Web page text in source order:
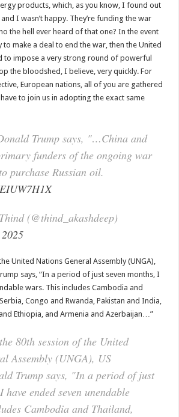
products, which, as you know, I found out
I wasn’t happy. They’re funding the war
the hell ever heard of that one? In the event
to make a deal to end the war, then the United
to impose a very strong round of powerful
the bloodshed, I believe, very quickly. For
European nations, all of you are gathered
to join us in adopting the exact same
Trump says, "…China and
funders of the ongoing war
purchase Russian oil.
(@thind_akashdeep)
United Nations General Assembly (UNGA),
says, “In a period of just seven months, I
wars. This includes Cambodia and
Congo and Rwanda, Pakistan and India,
Ethiopia, and Armenia and Azerbaijan…”
80th session of the United
Assembly (UNGA), US
Trump says, "In a period of just
have ended seven unendable
Cambodia and Thailand,